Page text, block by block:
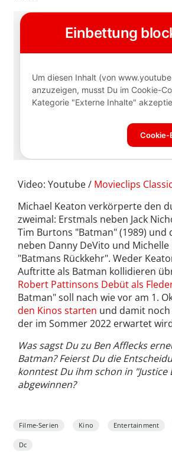
Video: Youtube / Movieclips
Michael Keaton verkörperte den
zweimal: Erstmals neben Jack
Tim Burtons "Batman" (1989) und
neben Danny DeVito und
"Batmans Rückkehr". Weder
Auftritte als Batman kollidieren
Robert Pattinsons Debüt als
Batman" soll nach wie vor am 1.
den Kinos starten und damit noch
der im Sommer 2022 erwartet
Was sagst Du zu Ben Afflecks
Batman? Feierst Du die
konntest Du ihm schon in "Justice
abgewinnen?
Filme-Serien Kino Entertainment
Dc